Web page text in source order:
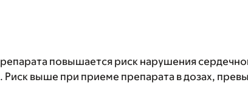
повышается риск нарушения
Риск выше при приеме препарата в дозах,